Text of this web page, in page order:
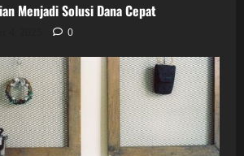
Menjadi Solusi Dana Cepat
0